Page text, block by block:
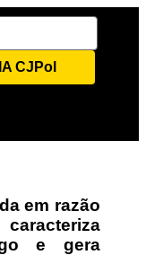
IA CJPol
em razão
e gera